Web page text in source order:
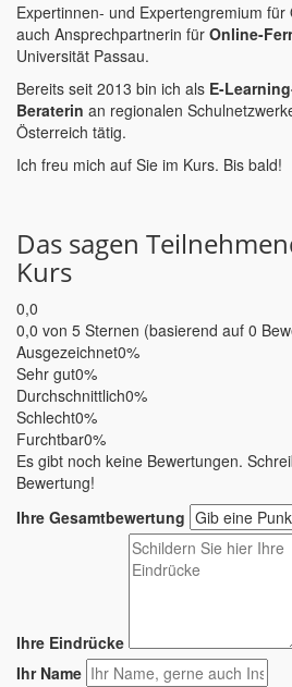
Expertinnen- und Expertengremium
auch Ansprechpartnerin für Online-
Universität Passau.
Bereits seit 2013 bin ich als E-
Beraterin an regionalen
Österreich tätig.
Ich freu mich auf Sie im Kurs. Bis bald!
Das sagen
Kurs
0,0
0,0 von 5 Sternen (basierend auf 0
Ausgezeichnet0%
Sehr gut0%
Durchschnittlich0%
Schlecht0%
Furchtbar0%
Es gibt noch keine Bewertungen.
Bewertung!
Ihre Gesamtbewertung
Ihre Eindrücke
Ihr Name